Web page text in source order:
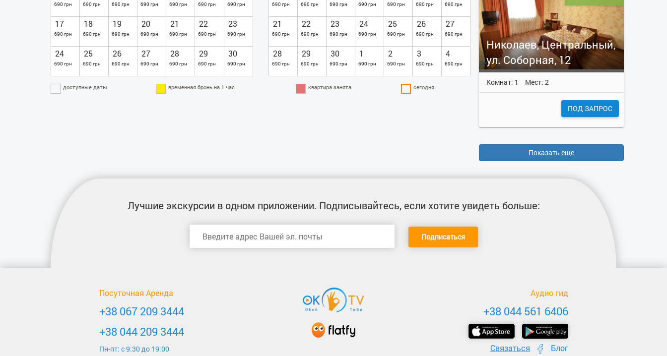
690 грн 690 грн 690 грн 690 грн 690 грн 690 грн 690 грн
17
690 грн
18
690 грн
19
690 грн
20
690 грн
21
690 грн
22
690 грн
23
690 грн
24
690 грн
25
690 грн
26
690 грн
27
690 грн
28
690 грн
29
690 грн
30
690 грн
690 грн 690 грн 690 грн 690 грн 690 грн 690 грн 690 грн
21
690 грн
22
690 грн
23
690 грн
24
690 грн
25
690 грн
26
690 грн
27
690 грн
28
690 грн
29
690 грн
30
690 грн
1
690 грн
2
690 грн
3
690 грн
4
690 грн
доступные даты временная бронь на 1 час квартира занята сегодня
Николаев, Центральный,
ул. Соборная, 12
Комнат: 1 Мест: 2
ПОД ЗАПРОС
Показать еще
Лучшие экскурсии в одном приложении. Подписывайтесь, если хотите увидеть больше:
Подписаться
Посуточная Аренда
+38 067 209 3444
+38 044 209 3444
Пн-пт: c 9:30 до 19:00
Аудио гид
+38 044 561 6406
Связаться Блог